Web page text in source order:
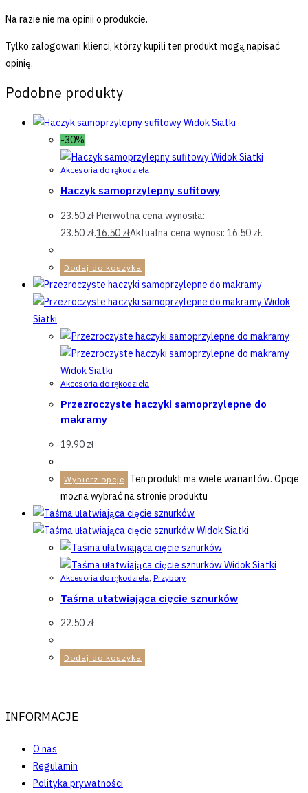
Na razie nie ma opinii o produkcie.
Tylko zalogowani klienci, którzy kupili ten produkt mogą napisać
opinię.
Podobne produkty
Widok Siatki
-30%
Widok Siatki
Akcesoria do rękodzieła
Haczyk samoprzylepny sufitowy
23.50złPierwotna cena wynosiła:
23.50 zł.16.50 złAktualna cena wynosi: 16.50 zł.
Dodaj do koszyka
Widok
Siatki
Widok Siatki
Akcesoria do rękodzieła
Przezroczyste haczyki samoprzylepne do
makramy
19.90 zł
Wybierz opcje
Ten produkt ma wiele wariantów. Opcje
można wybrać na stronie produktu
Widok Siatki
Widok Siatki
Akcesoria do rękodzieła Przybory
Taśma ułatwiająca cięcie sznurków
22.50 zł
Dodaj do koszyka
INFORMACJE
O nas
Regulamin
Polityka prywatności